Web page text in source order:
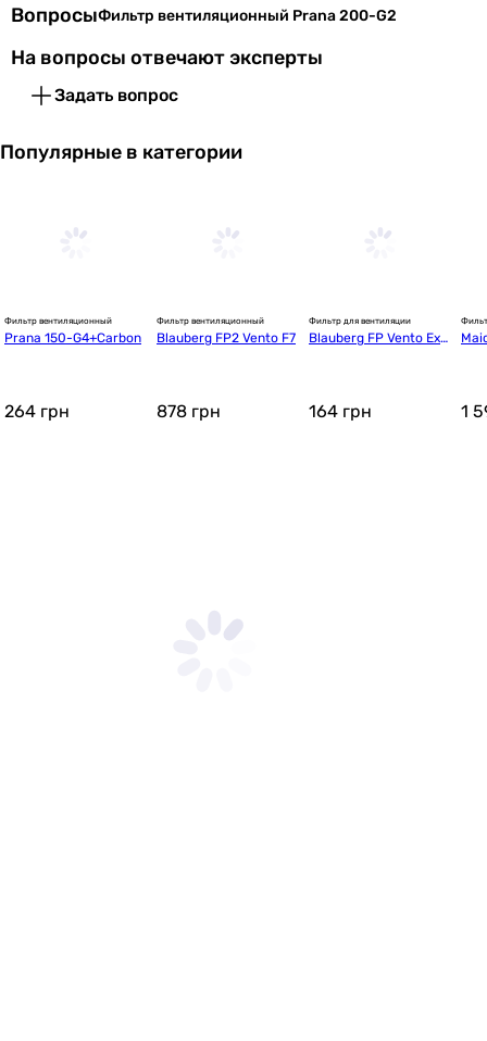
ВопросыФильтр вентиляционный Prana 200-G2
На вопросы отвечают эксперты
Задать вопрос
Популярные в категории
Фильтр вентиляционный
Prana 150-G4+Carbon
264 грн
Фильтр вентиляционный
Blauberg FP2 Vento F7
878 грн
Фильтр для вентиляции
Blauberg FP Vento Exp
164 грн 1